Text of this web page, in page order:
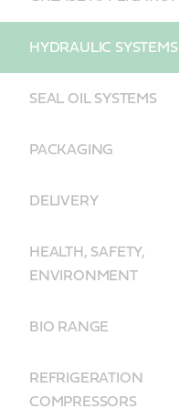
HYDRAULIC SYSTEMS
SEAL OIL SYSTEMS
PACKAGING
DELIVERY
HEALTH, SAFETY,
ENVIRONMENT
BIO RANGE
REFRIGERATION
COMPRESSORS